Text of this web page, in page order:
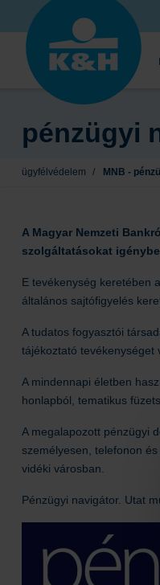
pénzügyi
ügyfélvédelem / MNB -
A Magyar Nemzeti
szolgáltatásokat
E tevékenység keretében
általános sajtófigyelés
A tudatos fogyasztói
tájékoztató tevékenységet
A mindennapi életben
honlapból, tematikus
A megalapozott pénzügyi
személyesen, telefonon
vidéki városban.
Pénzügyi navigátor. Utat